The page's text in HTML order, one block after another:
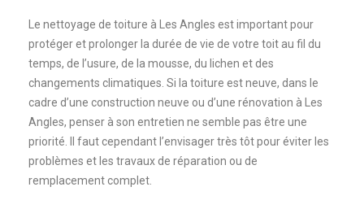
Le nettoyage de toiture à Les Angles est important pour
protéger et prolonger la durée de vie de votre toit au fil du
temps, de l’usure, de la mousse, du lichen et des
changements climatiques. Si la toiture est neuve, dans le
cadre d’une construction neuve ou d’une rénovation à Les
Angles, penser à son entretien ne semble pas être une
priorité. Il faut cependant l’envisager très tôt pour éviter les
problèmes et les travaux de réparation ou de
remplacement complet.